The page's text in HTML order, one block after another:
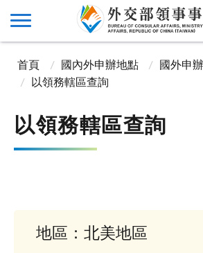
首頁 國內外申辦地點
國外申
以領務轄區查詢
以領務轄區查詢
地區：北美地區